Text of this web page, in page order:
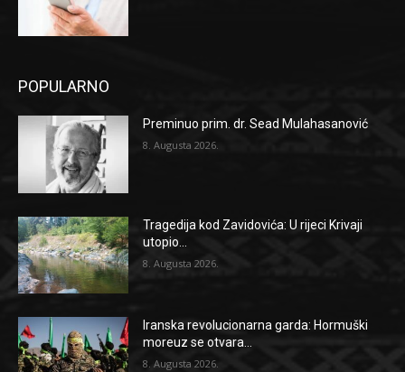
POPULARNO
Preminuo prim. dr. Sead Mulahasanović
8. Augusta 2026.
Tragedija kod Zavidovića: U rijeci Krivaji
utopio...
8. Augusta 2026.
Iranska revolucionarna garda: Hormuški
moreuz se otvara...
8. Augusta 2026.